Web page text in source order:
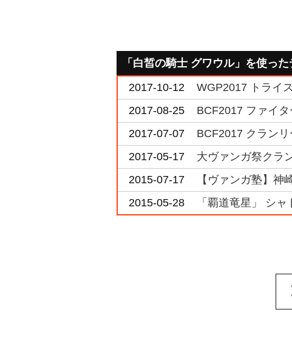
「白皙の騎士 グワウル」を使っ
2017-10-12
WGP2017 トライ
2017-08-25
BCF2017 ファイ
2017-07-07
BCF2017 クラン
2017-05-17
大ヴァンガ祭クラ
2015-07-17
【ヴァンガ塾】神
2015-05-28
「覇道竜星」 シ